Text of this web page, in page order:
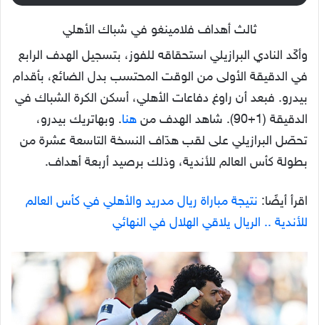
ثالث أهداف فلامينغو في شباك الأهلي
وأكّد النادي البرازيلي استحقاقه للفوز، بتسجيل الهدف الرابع
في الدقيقة الأولى من الوقت المحتسب بدل الضائع، بأقدام
بيدرو. فبعد أن راوغ دفاعات الأهلي، أسكن الكرة الشباك في
الدقيقة (1+90). شاهد الهدف من
هنا. وبهاتريك بيدرو،
تحصّل البرازيلي على لقب هدّاف النسخة التاسعة عشرة من
بطولة كأس العالم للأندية، وذلك برصيد أربعة أهداف.
اقرأ أيضًا: نتيجة مباراة ريال مدريد والأهلي في كأس العالم
للأندية .. الريال يلاقي الهلال في النهائي